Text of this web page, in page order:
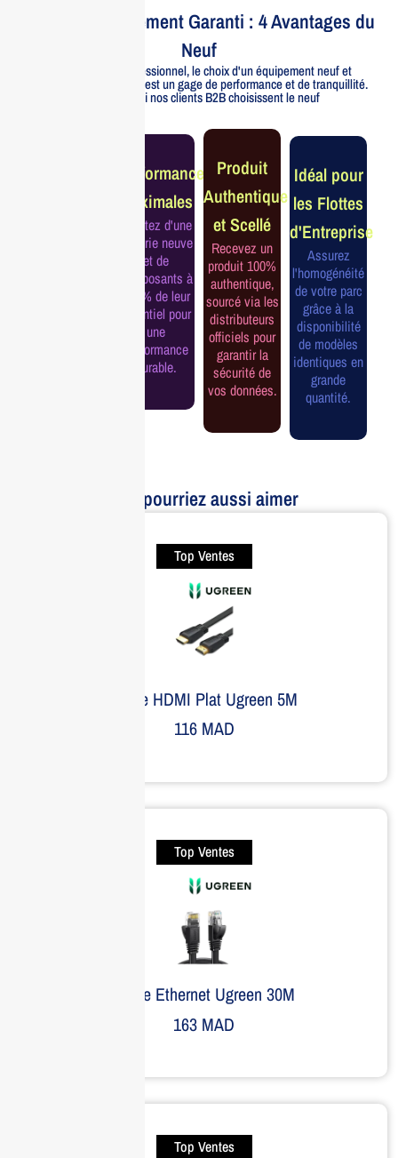
Votre Investissement Garanti : 4 Avantages du
Neuf
Pour un usage professionnel, le choix d'un équipement neuf et
officiellement distribué est un gage de performance et de tranquillité.
Voici pourquoi nos clients B2B choisissent le neuf
Performance
Maximales
Profitez d'une
batterie neuve
et de
composants à
100% de leur
potentiel pour
une
performance
durable.
Produit
Authentique
et Scellé
Recevez un
produit 100%
authentique,
sourcé via les
distributeurs
officiels pour
garantir la
sécurité de
vos données.
Idéal pour
les Flottes
d'Entreprise
Assurez
l'homogénéité
de votre parc
grâce à la
disponibilité
de modèles
identiques en
grande
quantité.
Vous pourriez aussi aimer
Top Ventes
Câble HDMI Plat Ugreen 5M
116MAD
Top Ventes
Câble Ethernet Ugreen 30M
163 MAD
Top Ventes